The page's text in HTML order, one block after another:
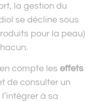
la gestion du
se décline sous
pour la peau)
compte les effets
de consulter un
à sa